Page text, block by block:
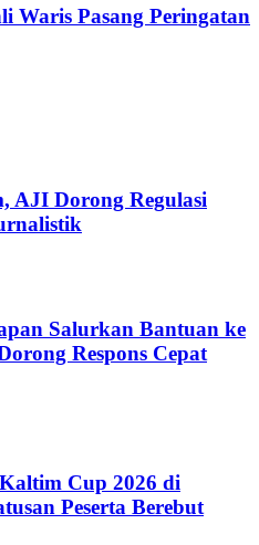
Waris Pasang Peringatan
AJI Dorong Regulasi
Salurkan Bantuan ke
Respons Cepat
Cup 2026 di
Peserta Berebut